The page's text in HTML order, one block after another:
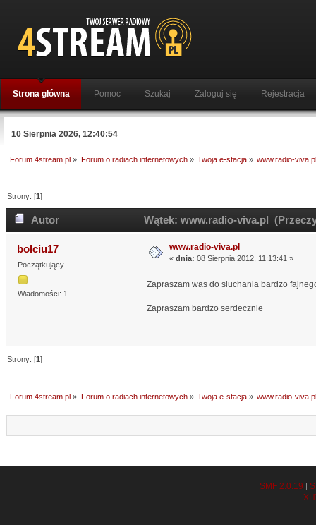
Strona główna Pomoc Szukaj Zaloguj się Rejestracja
10 Sierpnia 2026, 12:40:54
Forum 4stream.pl » Forum o radiach internetowych» Twoja e-stacja» www.radio-
Strony: [1]
Autor Wątek: www.radio-viva.pl
bolciu17
Początkujący
Wiadomości: 1
www.radio-viva.pl
« dnia: 08 Sierpnia 2012, 11:13:41 »
Zapraszam was do słuchania bardzo
Zapraszam bardzo serdecznie
Strony: [1]
Forum 4stream.pl » Forum o radiach internetowych» Twoja e-stacja» www.radio-
SMF 2.0.19 |